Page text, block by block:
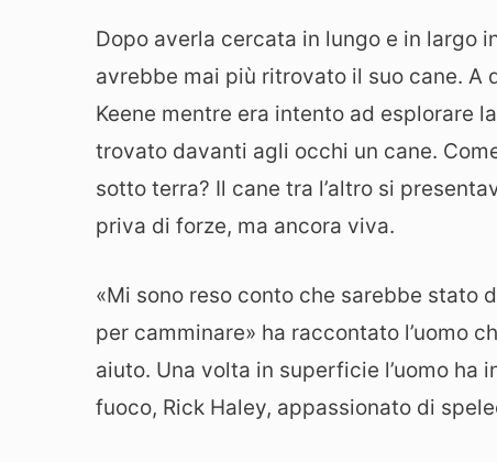
Dopo averla cercata in lungo e in largo
avrebbe mai più ritrovato il suo cane. A
Keene mentre era intento ad esplorare
trovato davanti agli occhi un cane.
sotto terra? Il cane tra l’altro si
priva di forze, ma ancora viva.
«Mi sono reso conto che sarebbe
per camminare» ha raccontato l’uomo
aiuto. Una volta in superficie l’uomo
fuoco, Rick Haley, appassionato di